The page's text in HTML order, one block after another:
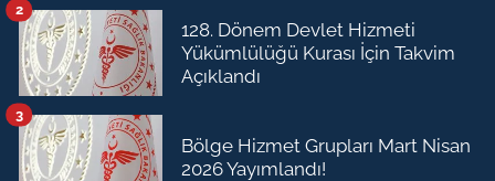
128. Dönem Devlet Hizmeti
Yükümlülüğü Kurası İçin Takvim
Açıklandı
2
Bölge Hizmet Grupları Mart Nisan
2026 Yayımlandı!
3